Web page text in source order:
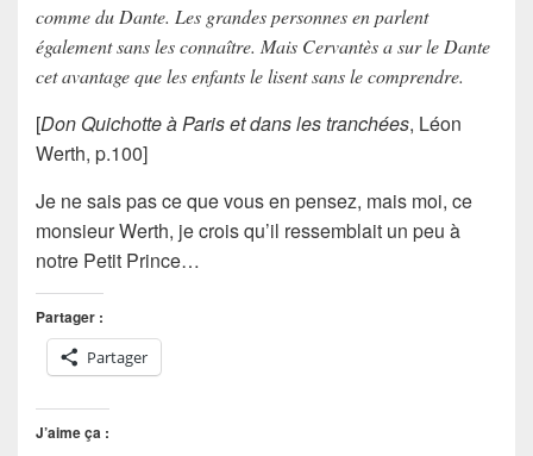
comme du Dante. Les grandes personnes en parlent
également sans les connaître. Mais Cervantès a sur le Dante
cet avantage que les enfants le lisent sans le comprendre.
[Don Quichotte à Paris et dans les tranchées, Léon
Werth, p.100]
Je ne sais pas ce que vous en pensez, mais moi, ce
monsieur Werth, je crois qu’il ressemblait un peu à
notre Petit Prince…
Partager :
Partager
J’aime ça :